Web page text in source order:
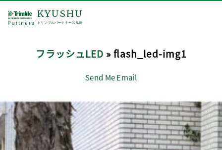
Partners
KYUSHU
トリンブルパートナーズ九州
フラッシュLED » flash_led-img1
Send Me Email